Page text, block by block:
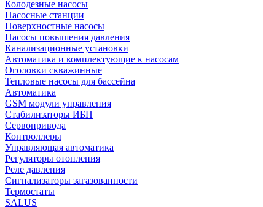
Колодезные насосы
Насосные станции
Поверхностные насосы
Насосы повышения давления
Канализационные установки
Автоматика и комплектующие к насосам
Оголовки скважинные
Тепловые насосы для бассейна
Автоматика
GSM модули управления
Стабилизаторы ИБП
Сервопривода
Контроллеры
Управляющая автоматика
Регуляторы отопления
Реле давления
Сигнализаторы загазованности
Термостаты
SALUS